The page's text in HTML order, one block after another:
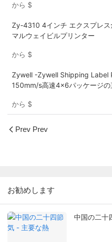
から $
Zy-4310 4インチ エクスプレス
マルウェイビルプリンター
から $
Zywell -Zywell Shipping Label
150mm/s高速4x6パッケージの
から $
Prev Prev
お勧めします
中国の二十